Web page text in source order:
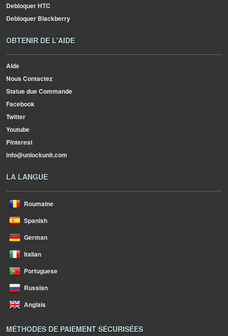
Debloquer HTC
Debloquer Blackberry
OBTENIR DE L'AIDE
Aide
Nous Contactez
Statue due Commande
Facebook
Twitter
Youtube
Pinterest
info@unlockunit.com
LA LANGUE
Roumaine
Spanish
German
Italian
Portuguese
Russian
Anglais
MÉTHODES DE PAIEMENT SÉCURISÉES